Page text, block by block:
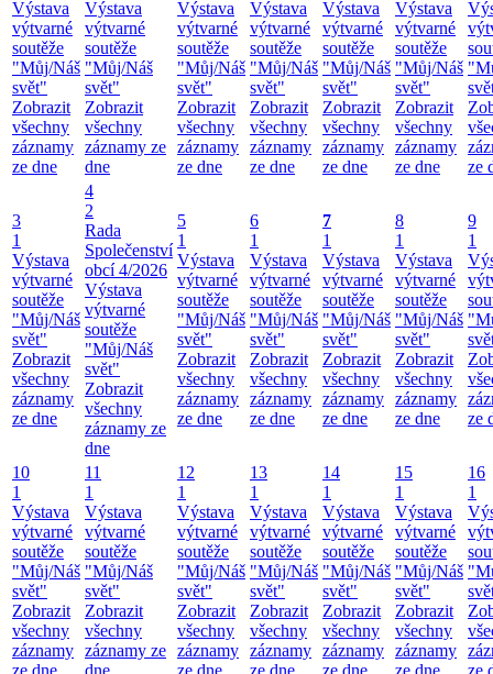
Výstava
výtvarné
soutěže
"Můj/Náš
svět"
Zobrazit
všechny
záznamy
ze dne
Výstava
výtvarné
soutěže
"Můj/Náš
svět"
Zobrazit
všechny
záznamy ze
dne
Výstava
výtvarné
soutěže
"Můj/Náš
svět"
Zobrazit
všechny
záznamy
ze dne
Výstava
výtvarné
soutěže
"Můj/Náš
svět"
Zobrazit
všechny
záznamy
ze dne
Výstava
výtvarné
soutěže
"Můj/Náš
svět"
Zobrazit
všechny
záznamy
ze dne
Výstava
výtvarné
soutěže
"Můj/Náš
svět"
Zobrazit
všechny
záznamy
ze dne
ze
3
1
Výstava
výtvarné
soutěže
"Můj/Náš
svět"
Zobrazit
všechny
záznamy
ze dne
4
2
Rada
Společenství
obcí 4/2026
Výstava
výtvarné
soutěže
"Můj/Náš
svět"
Zobrazit
všechny
záznamy ze
dne
5
1
Výstava
výtvarné
soutěže
"Můj/Náš
svět"
Zobrazit
všechny
záznamy
ze dne
6
1
Výstava
výtvarné
soutěže
"Můj/Náš
svět"
Zobrazit
všechny
záznamy
ze dne
7
1
Výstava
výtvarné
soutěže
"Můj/Náš
svět"
Zobrazit
všechny
záznamy
ze dne
8
1
Výstava
výtvarné
soutěže
"Můj/Náš
svět"
Zobrazit
všechny
záznamy
ze dne
9
1
ze
10
1
Výstava
výtvarné
soutěže
"Můj/Náš
svět"
Zobrazit
všechny
záznamy
11
1
Výstava
výtvarné
soutěže
"Můj/Náš
svět"
Zobrazit
všechny
záznamy ze
12
1
Výstava
výtvarné
soutěže
"Můj/Náš
svět"
Zobrazit
všechny
záznamy
13
1
Výstava
výtvarné
soutěže
"Můj/Náš
svět"
Zobrazit
všechny
záznamy
14
1
Výstava
výtvarné
soutěže
"Můj/Náš
svět"
Zobrazit
všechny
záznamy
15
1
Výstava
výtvarné
soutěže
"Můj/Náš
svět"
Zobrazit
všechny
záznamy
16
1